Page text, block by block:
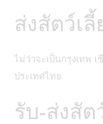
ส่งสัตว์เ
ไม่ว่าจะเป็นกรุงเทพ
ประเทศไทย
รับ-ส่งสั